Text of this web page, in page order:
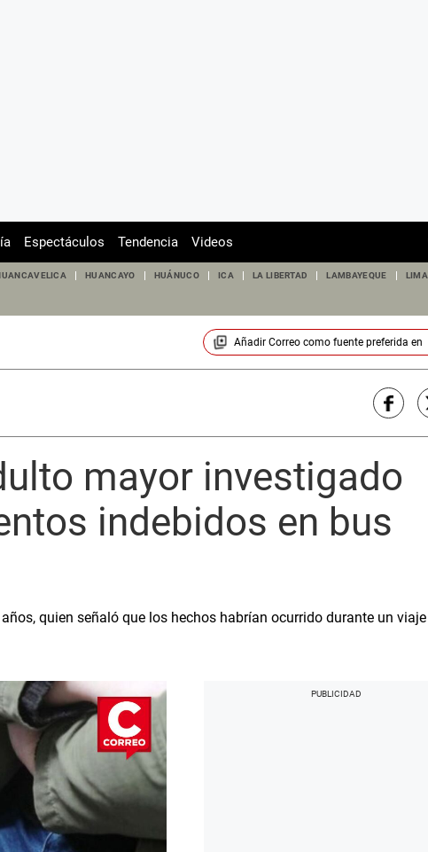
Espectáculos Tendencia Videos
HUANCAYO HUÁNUCO ICA LA LIBERTAD LAMBAYEQUE LIMA
Añadir Correocomo fuente preferida en
mayor investigado
indebidos en bus
quien señaló que los hechos habrían ocurrido durante un viaje